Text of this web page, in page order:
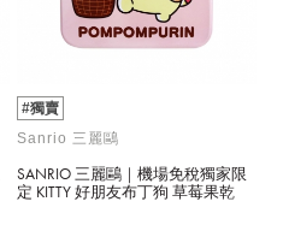
#獨賣
Sanrio 三麗鷗
SANRIO 三麗鷗｜機場免稅獨家限
定 KITTY 好朋友布丁狗 草莓果乾